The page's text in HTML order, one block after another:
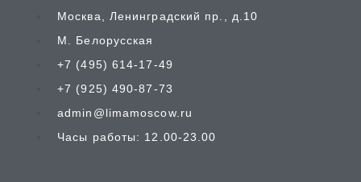
Москва, Ленинградский пр., д.10
М. Белорусская
+7 (495) 614-17-49
+7 (925) 490-87-73
admin@limamoscow.ru
Часы работы: 12.00-23.00